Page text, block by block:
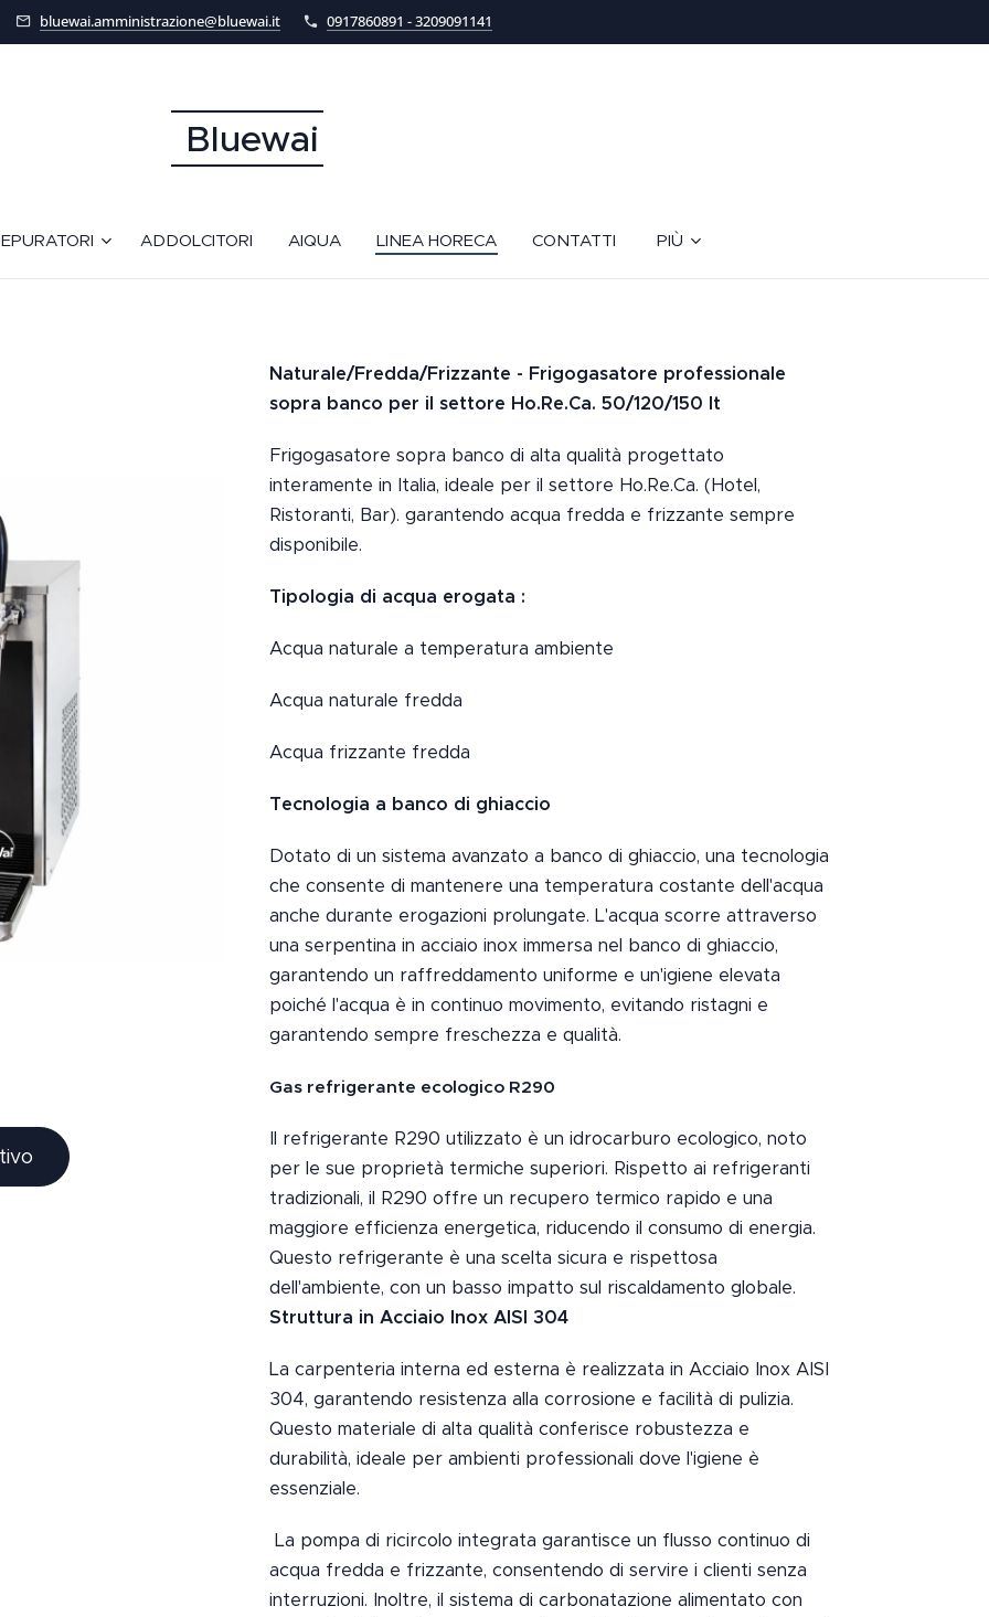
bluewai.amministrazione@bluewai.it 0917860891 - 3209091141
Bluewai
ADDOLCITORI AIQUA LINEA HORECA CONTATTI PIÙ
Naturale/Fredda/Frizzante - Frigogasatore professionale
sopra banco per il settore Ho.Re.Ca. 50/120/150 lt
Frigogasatore sopra banco di alta qualità progettato
interamente in Italia, ideale per il settore Ho.Re.Ca. (Hotel,
Ristoranti, Bar). garantendo acqua fredda e frizzante sempre
disponibile.
Tipologia di acqua erogata :
Acqua naturale a temperatura ambiente
Acqua naturale fredda
Acqua frizzante fredda
Tecnologia a banco di ghiaccio
Dotato di un sistema avanzato a banco di ghiaccio, una tecnologia
che consente di mantenere una temperatura costante dell'acqua
anche durante erogazioni prolungate. L'acqua scorre attraverso
una serpentina in acciaio inox immersa nel banco di ghiaccio,
garantendo un raffreddamento uniforme e un'igiene elevata
poiché l'acqua è in continuo movimento, evitando ristagni e
garantendo sempre freschezza e qualità.
Gas refrigerante ecologico R290
Il refrigerante R290 utilizzato è un idrocarburo ecologico, noto
per le sue proprietà termiche superiori. Rispetto ai refrigeranti
tradizionali, il R290 offre un recupero termico rapido e una
maggiore efficienza energetica, riducendo il consumo di energia.
Questo refrigerante è una scelta sicura e rispettosa
dell'ambiente, con un basso impatto sul riscaldamento globale.
Struttura in Acciaio Inox AISI 304
La carpenteria interna ed esterna è realizzata in Acciaio Inox AISI
304, garantendo resistenza alla corrosione e facilità di pulizia.
Questo materiale di alta qualità conferisce robustezza e
durabilità, ideale per ambienti professionali dove l'igiene è
essenziale.
La pompa di ricircolo integrata garantisce un flusso continuo di
acqua fredda e frizzante, consentendo di servire i clienti senza
interruzioni. Inoltre, il sistema di carbonatazione alimentato con